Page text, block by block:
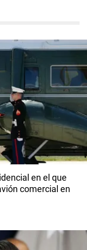
en el que
comercial en